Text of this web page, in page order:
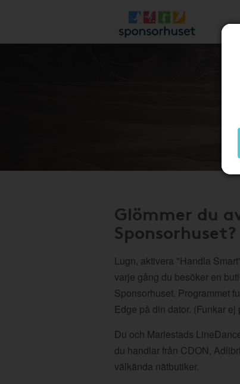
Glömmer du
Sponsorhuset?
Lugn, aktivera "Handla
varje gång du besöker en
Sponsorhuset. Programmet
Edge på din dator. (Funkar
Du och Mariestads
du handlar från CDON,
välkända nätbutiker.